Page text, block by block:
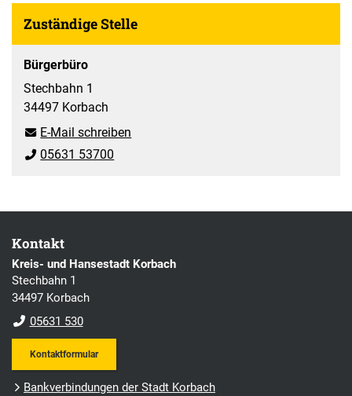
Zuständige Stelle
Bürgerbüro
Stechbahn 1
34497 Korbach
E-Mail schreiben
05631 53700
Kontakt
Kreis- und Hansestadt Korbach
Stechbahn 1
34497 Korbach
05631 530
Kontaktformular
Bankverbindungen der Stadt Korbach